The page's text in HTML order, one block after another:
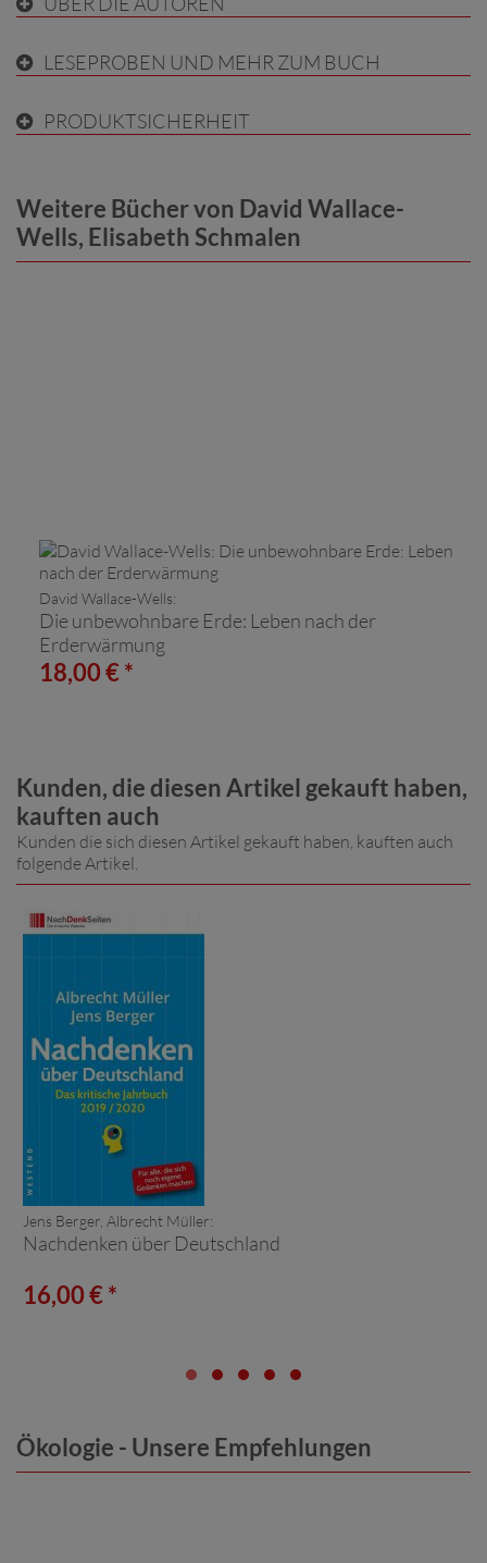
LESEPROBEN UND MEHR ZUM BUCH
PRODUKTSICHERHEIT
Weitere Bücher von David Wallace-
Wells, Elisabeth Schmalen
David Wallace-Wells:
Die unbewohnbare Erde: Leben nach der
Erderwärmung
18,00 € *
Kunden, die diesen Artikel gekauft haben,
kauften auch
Kunden die sich diesen Artikel gekauft haben, kauften auch
folgende Artikel.
Jens Berger, Albrecht Müller:
Nachdenken über Deutschland
16,00 € *
Ökologie - Unsere Empfehlungen